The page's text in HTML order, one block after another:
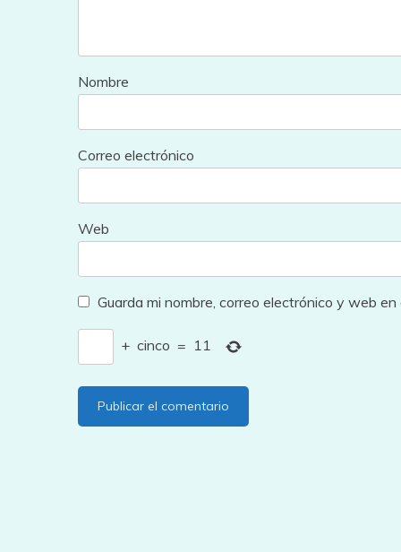
Nombre
Correo electrónico
Web
Guarda mi nombre, correo electrónico y web
+ cinco = 11